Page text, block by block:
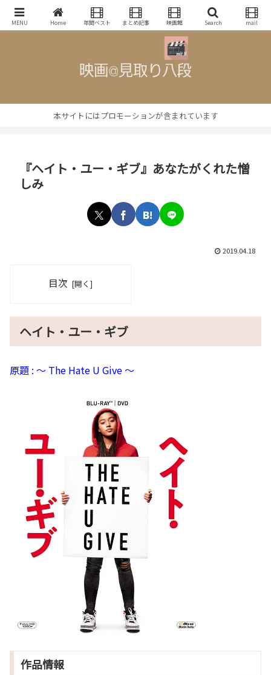
映画批評・レビューブログ
本サイトにはプロモーションが含まれています
『ヘイト・ユー・ギブ』あなたがくれた憎
しみ
2019.04.18
目次
ヘイト・ユー・ギブ
原題 : ～ The Hate U Give ～
作品情報
MENU Home 年間ベスト まとめ記事 映画館 Search mail